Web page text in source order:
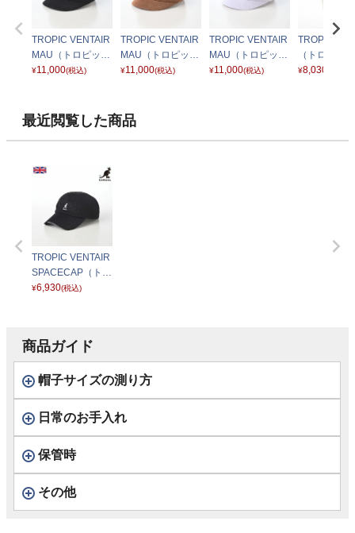
TROPIC VENTAIR
MAU（トロピック
ベントエアー） ブ
¥11,000(税込)
TROPIC VENTAIR
MAU（トロピック
ベントエアー） タ
¥11,000(税込)
TROPIC VENTAIR
MAU（トロピック
ベントエアー） ホ
¥11,000(税込)
TROPIC
（トロピッ
ティ） ブラ
¥8,030
最近閲覧した商品
TROPIC VENTAIR
SPACECAP（トロ
ピック ベントエア
¥6,930(税込)
商品ガイド
帽子サイズの測り方
日常のお手入れ
保管時
その他